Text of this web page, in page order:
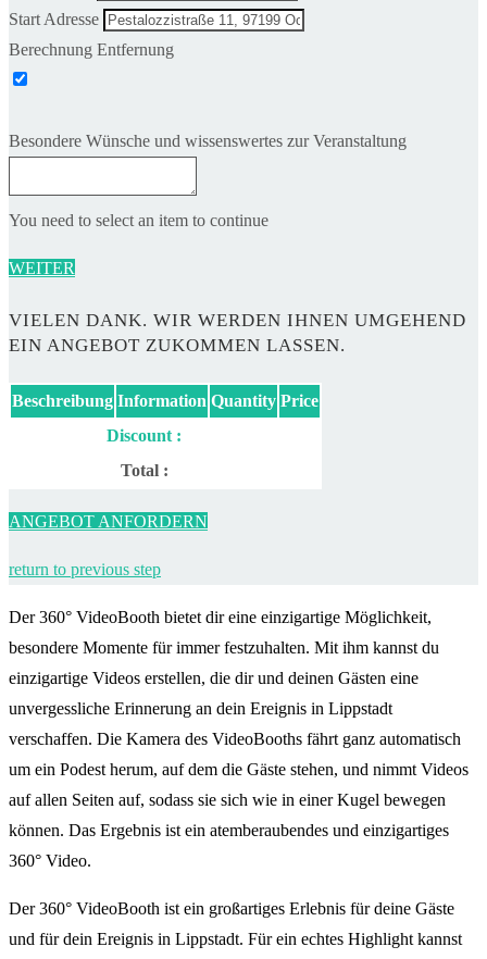
Start Adresse
Berechnung Entfernung
Besondere Wünsche und wissenswertes zur Veranstaltung
You need to select an item to continue
WEITER
VIELEN DANK. WIR WERDEN IHNEN UMGEHEND
EIN ANGEBOT ZUKOMMEN LASSEN.
Beschreibung Information Quantity Price
Discount :
Total :
ANGEBOT ANFORDERN
return to previous step
Der 360° VideoBooth bietet dir eine einzigartige Möglichkeit,
besondere Momente für immer festzuhalten. Mit ihm kannst du
einzigartige Videos erstellen, die dir und deinen Gästen eine
unvergessliche Erinnerung an dein Ereignis in Lippstadt
verschaffen. Die Kamera des VideoBooths fährt ganz automatisch
um ein Podest herum, auf dem die Gäste stehen, und nimmt Videos
auf allen Seiten auf, sodass sie sich wie in einer Kugel bewegen
können. Das Ergebnis ist ein atemberaubendes und einzigartiges
360° Video.
Der 360° VideoBooth ist ein großartiges Erlebnis für deine Gäste
und für dein Ereignis in Lippstadt. Für ein echtes Highlight kannst